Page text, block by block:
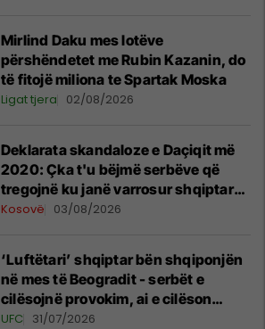
Mirlind Daku mes lotëve
përshëndetet me Rubin Kazanin, do
të fitojë miliona te Spartak Moska
Ligat tjera 02/08/2026
​Deklarata skandaloze e Daçiqit më
2020: Çka t'u bëjmë serbëve që
tregojnë ku janë varrosur shqiptarët
në Serbi
Kosovë 03/08/2026
‘Luftëtari’ shqiptar bën shqiponjën
në mes të Beogradit - serbët e
cilësojnë provokim, ai e cilëson
simbol të identitetit
UFC 31/07/2026